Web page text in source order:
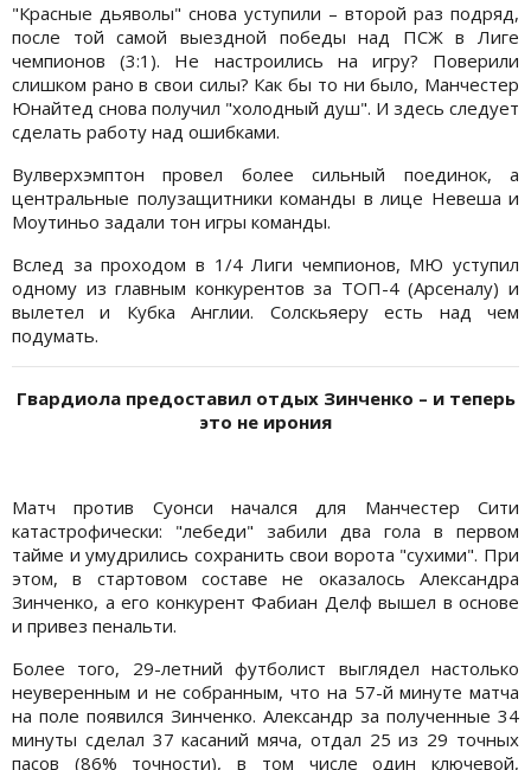
"Красные дьяволы" снова уступили – второй раз подряд,
после той самой выездной победы над ПСЖ в Лиге
чемпионов (3:1). Не настроились на игру? Поверили
слишком рано в свои силы? Как бы то ни было, Манчестер
Юнайтед снова получил "холодный душ". И здесь следует
сделать работу над ошибками.
Вулверхэмптон провел более сильный поединок, а
центральные полузащитники команды в лице Невеша и
Моутиньо задали тон игры команды.
Вслед за проходом в 1/4 Лиги чемпионов, МЮ уступил
одному из главным конкурентов за ТОП-4 (Арсеналу) и
вылетел и Кубка Англии. Солскьяеру есть над чем
подумать.
Гвардиола предоставил отдых Зинченко – и теперь
это не ирония
Матч против Суонси начался для Манчестер Сити
катастрофически: "лебеди" забили два гола в первом
тайме и умудрились сохранить свои ворота "сухими". При
этом, в стартовом составе не оказалось Александра
Зинченко, а его конкурент Фабиан Делф вышел в основе
и привез пенальти.
Более того, 29-летний футболист выглядел настолько
неуверенным и не собранным, что на 57-й минуте матча
на поле появился Зинченко. Александр за полученные 34
минуты сделал 37 касаний мяча, отдал 25 из 29 точных
пасов (86% точности), в том числе один ключевой,